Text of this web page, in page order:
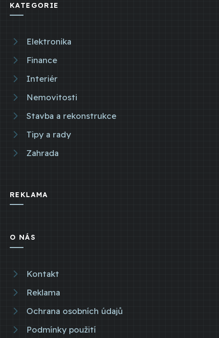
KATEGORIE
Elektronika
Finance
Interiér
Nemovitosti
Stavba a rekonstrukce
Tipy a rady
Zahrada
REKLAMA
O NÁS
Kontakt
Reklama
Ochrana osobních údajů
Podmínky použití